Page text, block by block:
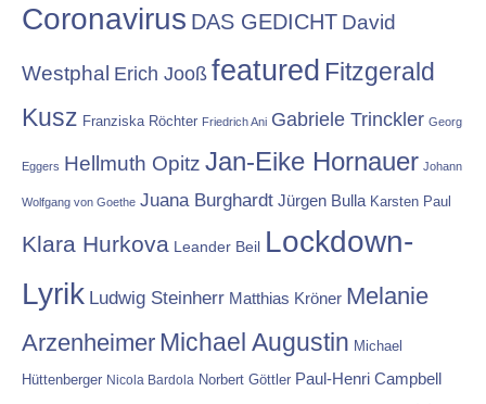
Coronavirus DAS GEDICHT David
Westphal Erich Jooß featured Fitzgerald
Kusz Franziska Röchter Friedrich Ani Gabriele Trinckler Georg
Eggers Hellmuth Opitz Jan-Eike Hornauer Johann
Wolfgang von Goethe Juana Burghardt Jürgen Bulla Karsten Paul
Klara Hurkova Leander Beil Lockdown-
Lyrik Ludwig Steinherr Matthias Kröner Melanie
Arzenheimer Michael Augustin Michael
Hüttenberger Nicola Bardola Norbert Göttler Paul-Henri Campbell